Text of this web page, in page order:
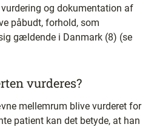
og dokumentation af
påbudt, forhold, som
gældende i Danmark (8) (se
vurderes?
mellemrum blive vurderet for
patient kan det betyde, at han